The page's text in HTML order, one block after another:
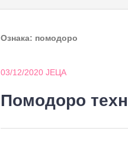
Ознака: помодоро
03/12/2020 ЈЕЦА
Помодоро